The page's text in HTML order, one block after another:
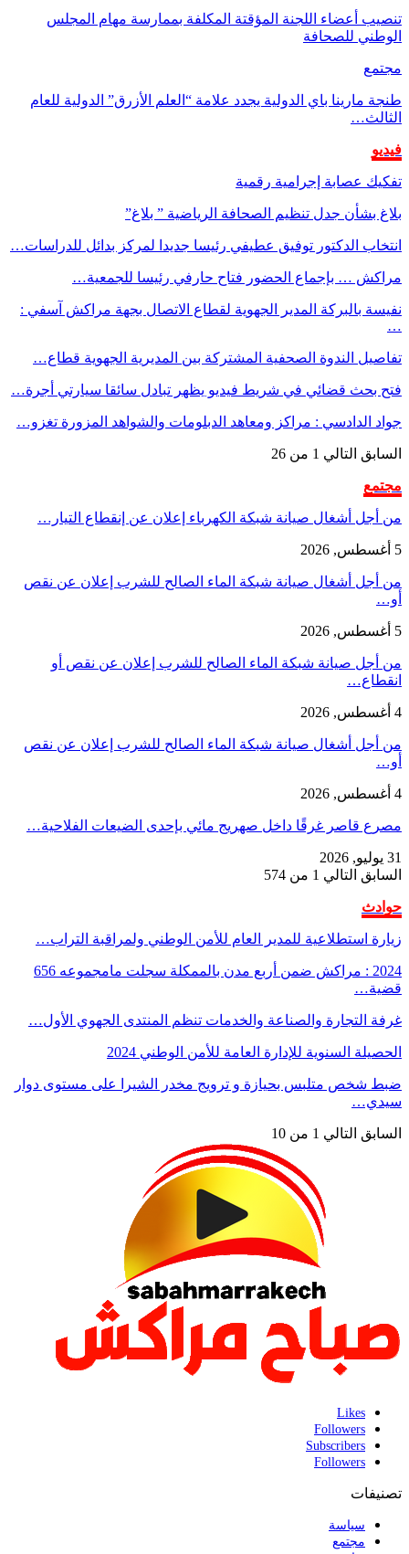
تنصيب أعضاء اللجنة المؤقتة المكلفة بممارسة مهام المجلس
الوطني للصحافة
مجتمع
طنجة مارينا باي الدولية يجدد علامة “العلم الأزرق” الدولية للعام
الثالث…
فيديو
تفكيك عصابة إجرامية رقمية
بلاغ بشأن جدل تنظيم الصحافة الرياضية ” بلاغ”
انتخاب الدكتور توفيق عطيفي رئيسا جديدا لمركز بدائل للدراسات…
مراكش … بإجماع الحضور فتاح حارفي رئيسا للجمعية…
نفيسة بالبركة المدير الجهوية لقطاع الاتصال بجهة مراكش آسفي :
…
تفاصيل الندوة الصحفية المشتركة بين المديرية الجهوية قطاع…
فتح بحث قضائي في شريط فيديو يظهر تبادل سائقا سيارتي أجرة…
جواد الدادسي : مراكز ومعاهد الدبلومات والشواهد المزورة تغزو…
السابق التالي 1 من 26
مجتمع
من أجل أشغال صيانة شبكة الكهرباء إعلان عن إنقطاع التيار…
5 أغسطس, 2026
من أجل أشغال صيانة شبكة الماء الصالح للشرب إعلان عن نقص
أو…
5 أغسطس, 2026
من أجل صيانة شبكة الماء الصالح للشرب إعلان عن نقص أو
انقطاع…
4 أغسطس, 2026
من أجل أشغال صيانة شبكة الماء الصالح للشرب إعلان عن نقص
أو…
4 أغسطس, 2026
مصرع قاصر غرقًا داخل صهريج مائي بإحدى الضيعات الفلاحية…
31 يوليو, 2026
السابق التالي 1 من 574
حوادث
زيارة استطلاعية للمدير العام للأمن الوطني ولمراقبة التراب…
2024 : مراكش ضمن أربع مدن بالممكلة سجلت مامجموعه 656
قضية…
غرفة التجارة والصناعة والخدمات تنظم المنتدى الجهوي الأول…
الحصيلة السنوية للإدارة العامة للأمن الوطني 2024
ضبط شخص متلبس بحيازة و ترويج مخدر الشيرا على مستوى دوار
سيدي…
السابق التالي 1 من 10
Likes
Followers
Subscribers
Followers
تصنيفات
سياسة
مجتمع